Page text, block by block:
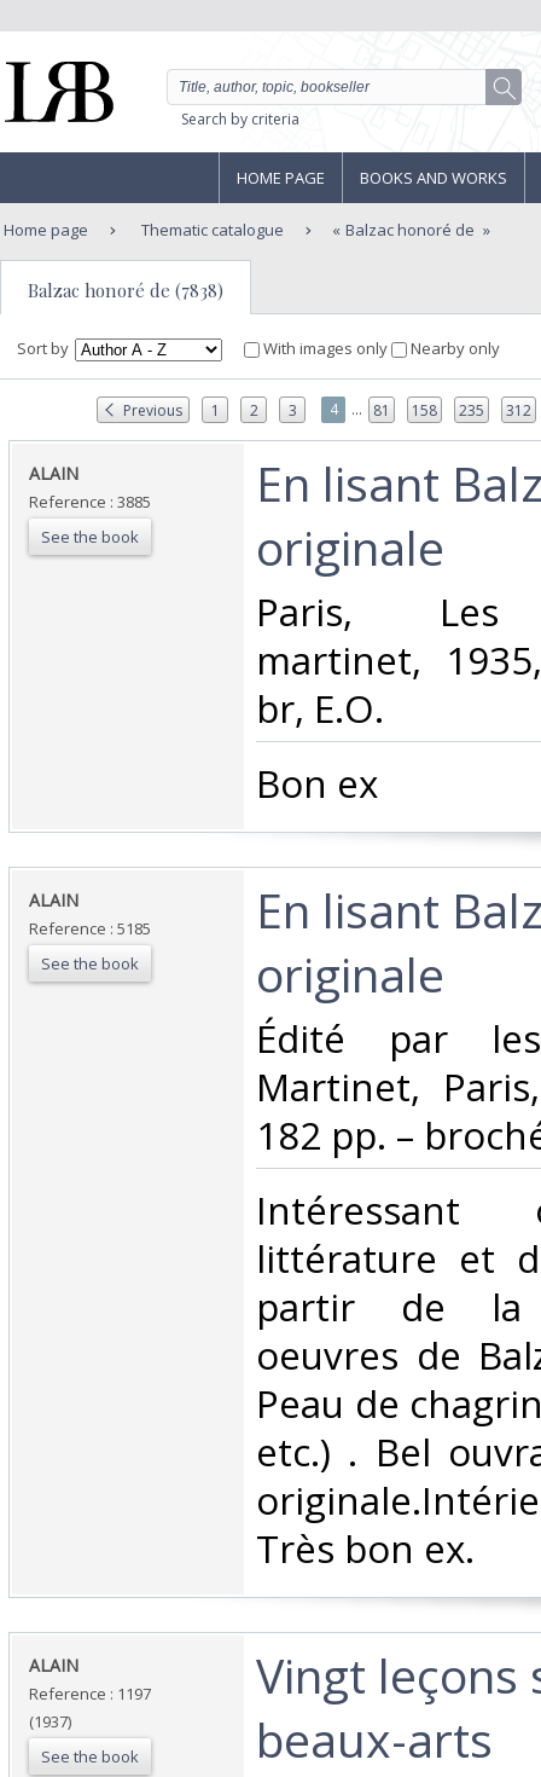
Search by criteria
HOME PAGE BOOKS AND WORKS
Home page Thematic catalogue Balzac honoré de
Balzac honoré de (7838)
Sort by With images only Nearby only
Previous 1 2 3 4 ... 81 158 235 312
‎ALAIN‎
Reference : 3885
See the book
‎En lisant
originale‎
‎Paris, Les
martinet,
br, E.O.‎
‎Bon ex‎
‎ALAIN‎
Reference : 5185
See the book
‎En lisant
originale ‎
‎Édité par
Martinet,
182 pp. –
‎Intéressant
littérature et
partir de la
oeuvres de
Peau de
etc.) . Bel
Très bon ex.‎
‎ALAIN‎
Reference : 1197
(1937)
See the book
‎Vingt leçons
beaux-arts‎